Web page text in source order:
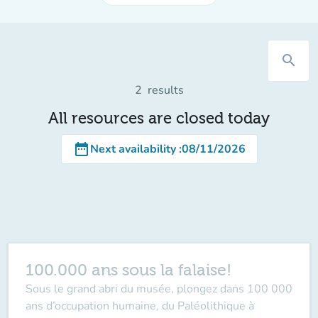
search
2 results
All resources are closed today
date_rangeNext availability:08/11/2026
100.000 ans sous la falaise!
Sous le grand abri du musée, plongez dans 100 000
ans d’occupation humaine, du Paléolithique à